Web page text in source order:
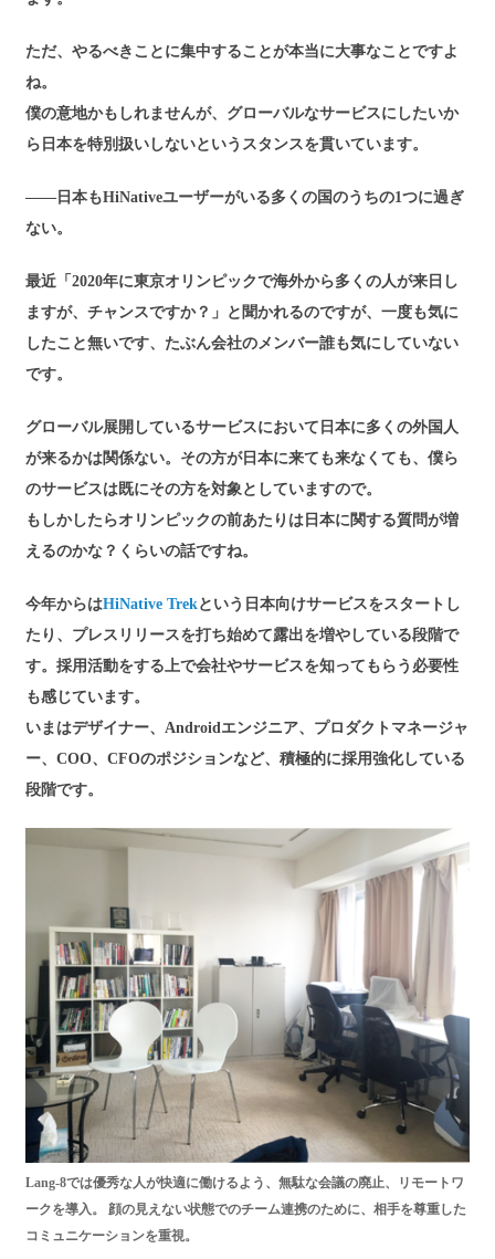
ただ、やるべきことに集中することが本当に大事なことですよ
ね。
僕の意地かもしれませんが、グローバルなサービスにしたいか
ら日本を特別扱いしないというスタンスを貫いています。
――日本もHiNativeユーザーがいる多くの国のうちの1つに過ぎ
ない。
最近「2020年に東京オリンピックで海外から多くの人が来日し
ますが、チャンスですか？」と聞かれるのですが、一度も気に
したこと無いです、たぶん会社のメンバー誰も気にしていない
です。
グローバル展開しているサービスにおいて日本に多くの外国人
が来るかは関係ない。その方が日本に来ても来なくても、僕ら
のサービスは既にその方を対象としていますので。
もしかしたらオリンピックの前あたりは日本に関する質問が増
えるのかな？くらいの話ですね。
今年からはHiNative Trekという日本向けサービスをスタートし
たり、プレスリリースを打ち始めて露出を増やしている段階で
す。採用活動をする上で会社やサービスを知ってもらう必要性
も感じています。
いまはデザイナー、Androidエンジニア、プロダクトマネージャ
ー、COO、CFOのポジションなど、積極的に採用強化している
段階です。
Lang-8では優秀な人が快適に働けるよう、無駄な会議の廃止、リモートワ
ークを導入。 顔の見えない状態でのチーム連携のために、相手を尊重した
コミュニケーションを重視。